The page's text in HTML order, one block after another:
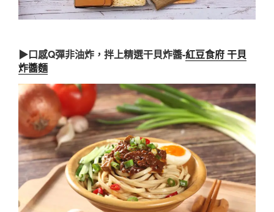
▶口感Q彈非油炸，拌上精選干貝炸醬-紅豆食府 干貝
炸醬麵